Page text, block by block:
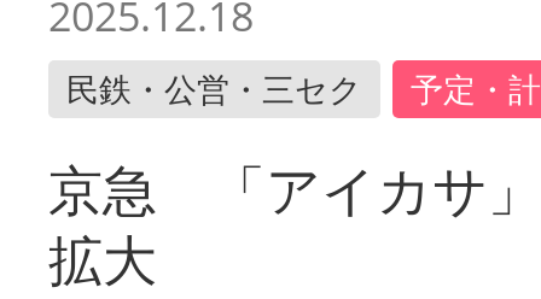
2025.12.18
民鉄・公営・三セク 予定・
京急 「アイカサ
拡大